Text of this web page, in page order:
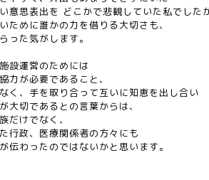
意思表出を どこかで悲観していた私でした
ために誰かの力を借りる大切さも、
った気がします。
設運営のためには
力が必要であること、
く、手を取り合って互いに知恵を出し合い
大切であるとの言葉からは、
だけでなく、
行政、医療関係者の方々にも
伝わったのではないかと思います。